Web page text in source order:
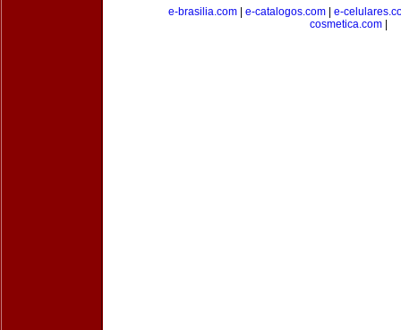
e-brasilia.com
e-catalogos.com
e-
cosmetica.com|